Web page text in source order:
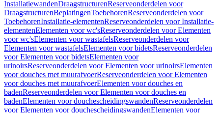
InstallatiewandenDraagstructurenReserveonderdelen voor
DraagstructurenBeplatingenToebehorenReserveonderdelen voor
ToebehorenInstallatie-elementenReserveonderdelen voor Installatie-
elementenElementen voor wc'sReserveonderdelen voor Elementen
voor wc'sElementen voor wastafelsReserveonderdelen voor
Elementen voor wastafelsElementen voor bidetsReserveonderdelen
voor Elementen voor bidetsElementen voor
urinoirsReserveonderdelen voor Elementen voor urinoirsElementen
voor douches met muurafvoerReserveonderdelen voor Elementen
voor douches met muurafvoerElementen voor douches en
badenReserveonderdelen voor Elementen voor douches en
badenElementen voor douchescheidingswandenReserveonderdelen
voor Elementen voor douchescheidingswandenElementen voor